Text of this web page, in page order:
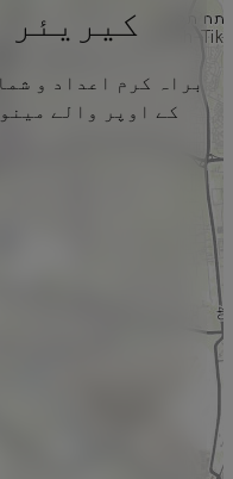
کیریئر
براہ کرم اعداد و
کے اوپر والے